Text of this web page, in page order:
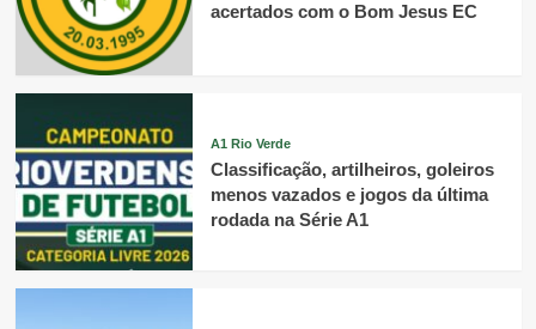
acertados com o Bom Jesus EC
A1 Rio Verde
Classificação, artilheiros, goleiros
menos vazados e jogos da última
rodada na Série A1